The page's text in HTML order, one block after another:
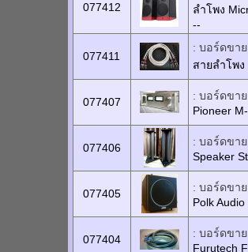
077412
ลำโพง
--
077411
: บอร์ดขาย
สายลำโพง
077407
: บอร์ดขาย
Pioneer
077406
: บอร์ดขาย
Speaker
077405
: บอร์ดขาย
Polk
077404
: บอร์ดขาย
Furutech